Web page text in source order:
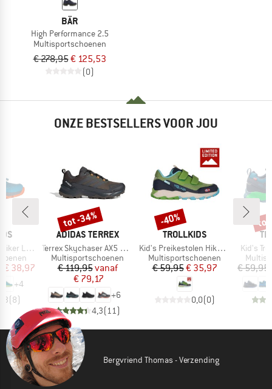
BÄR
High Performance 2.5
Multisportschoenen
€ 278,95€ 125,53
(0)
ONZE BESTSELLERS VOOR JOU
Low XT
prijs
€ 38,97
+4
(8)
MERK
ADIDAS TERREX
Artikel
Terrex Skychaser AX5 GORE-TEX
Productgroep
Multisportschoenen
Prijs
€ 119,95Verlaagde prijs
vanaf
€ 79,17
+6
4,3(11)
Korting
tot -34%
MERK
TROLLKIDS
Artikel
Kid's Preikestolen Hiker Exclusive
Productgroep
Multisportschoenen
Prijs
€ 59,95Verlaagde prijs
€ 35,97
0,0(0)
Korting
-40%
Artikel
Kid's
€ 59,95
Bergvriend Thomas - Verzending